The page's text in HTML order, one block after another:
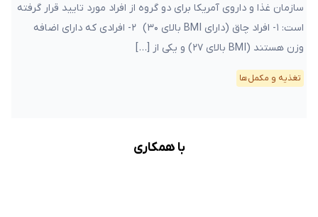
سازمان غذا و داروی آمریکا برای دو گروه از افراد مورد تایید قرار گرفته
است: ۱- افراد چاق (دارای BMI بالای ۳۰) ۲- افرادی که دارای اضافه
وزن هستند (BMI بالای ۲۷) و یکی از […]
تغذیه و مکمل‌ها
با همکاری